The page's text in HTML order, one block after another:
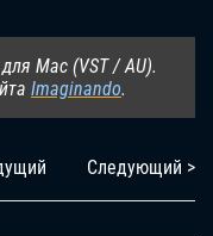
Mac (VST / AU).
Imaginando.
Следующий >